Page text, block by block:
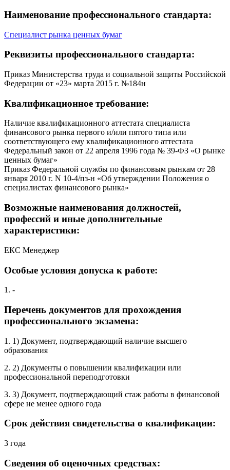
Наименование профессионального стандарта:
Специалист рынка ценных бумаг
Реквизиты профессионального стандарта:
Приказ Министерства труда и социальной защиты Российской
Федерации от «23» марта 2015 г. №184н
Квалификационное требование:
Наличие квалификационного аттестата специалиста
финансового рынка первого и/или пятого типа или
соответствующего ему квалификационного аттестата
Федеральный закон от 22 апреля 1996 года № 39-ФЗ «О рынке
ценных бумаг»
Приказ Федеральной службы по финансовым рынкам от 28
января 2010 г. N 10-4/пз-н «Об утверждении Положения о
специалистах финансового рынка»
Возможные наименования должностей,
профессий и иные дополнительные
характеристики:
ЕКС Менеджер
Особые условия допуска к работе:
1. -
Перечень документов для прохождения
профессионального экзамена:
1. 1) Документ, подтверждающий наличие высшего
образования
2. 2) Документы о повышении квалификации или
профессиональной переподготовки
3. 3) Документ, подтверждающий стаж работы в финансовой
сфере не менее одного года
Срок действия свидетельства о квалификации:
3 года
Сведения об оценочных средствах: